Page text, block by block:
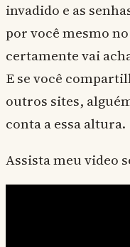
invadido e as
por você mesmo
certamente vai
E se você
outros sites,
conta a essa altura.
Assista meu video